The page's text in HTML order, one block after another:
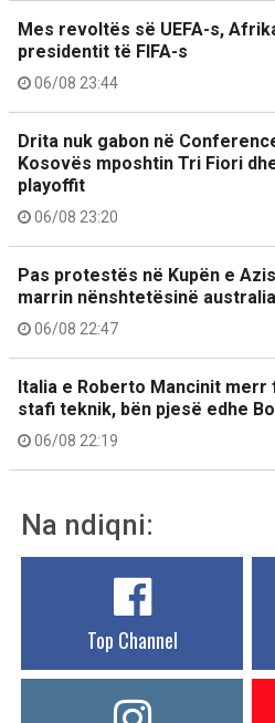
Mes revoltës së UEFA-s,
presidentit të FIFA-s
06/08 23:44
Drita nuk gabon në
Kosovës mposhtin Tri Fiori
playoffit
06/08 23:20
Pas protestës në Kupën e
marrin nënshtetësinë
06/08 22:47
Italia e Roberto Mancinit
stafi teknik, bën pjesë edhe
06/08 22:19
Na ndiqni:
Top Channel